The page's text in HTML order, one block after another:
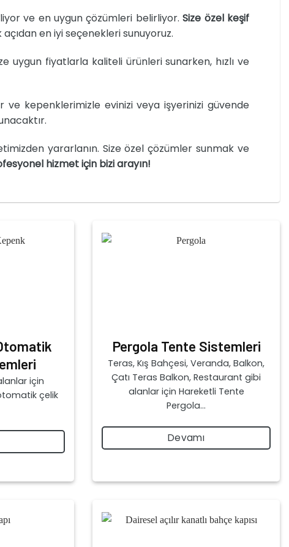
ve en uygun çözümleri belirliyor.Size özel keşif
en iyi seçenekleri sunuyoruz.
uygun fiyatlarla kaliteli ürünleri sunarken, hızlı ve
ve kepenklerimizle evinizi veya işyerinizi güvende
yararlanın. Size özel çözümler sunmak ve
hizmet için bizi arayın!
için
çelik
Pergola Tente Sistemleri
Teras, Kış Bahçesi, Veranda, Balkon,
Çatı Teras Balkon, Restaurant gibi
alanlar için Hareketli Tente
Pergola…
Devamı